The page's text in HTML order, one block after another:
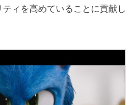
ィを高めていることに貢献し